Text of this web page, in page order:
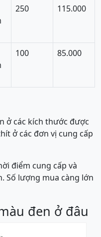
250 115.000
100 85.000
ở các kích thước được
ở các đơn vị cung cấp
điểm cung cấp và
Số lượng mua càng lớn
đen ở đâu